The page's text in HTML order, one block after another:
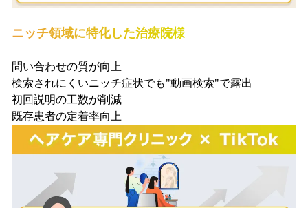
ニッチ領域に特化した治療院様
問い合わせの質が向上
検索されにくいニッチ症状でも"動画検索"で露出
初回説明の工数が削減
既存患者の定着率向上